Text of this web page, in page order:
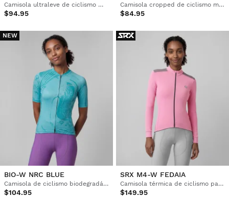
Camisola ultraleve de ciclismo mulher
$94.95
Camisola cropped de ciclismo mulher Boombastic
$84.95
NEW
BIO-W NRC BLUE
Camisola de ciclismo biodegradável para mulher
$104.95
SRX M4-W FEDAIA
Camisola térmica de ciclismo para mulher
$149.95